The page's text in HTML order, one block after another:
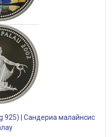
925) | Сандериа малайнсис